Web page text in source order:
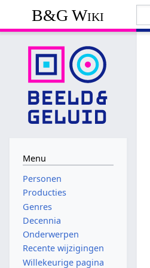
B&G Wiki
Menu
Personen
Producties
Genres
Decennia
Onderwerpen
Recente wijzigingen
Willekeurige pagina